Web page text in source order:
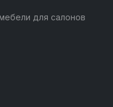
для салонов